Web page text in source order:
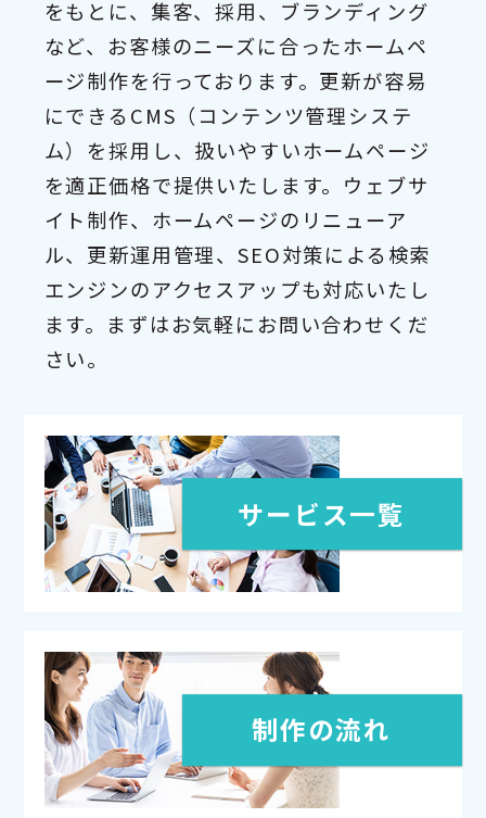
をもとに、集客、採用、ブランディング
など、お客様のニーズに合ったホームペ
ージ制作を行っております。更新が容易
にできるCMS（コンテンツ管理システ
ム）を採用し、扱いやすいホームページ
を適正価格で提供いたします。ウェブサ
イト制作、ホームページのリニューア
ル、更新運用管理、SEO対策による検索
エンジンのアクセスアップも対応いたし
ます。まずはお気軽にお問い合わせくだ
さい。
サービス一覧
制作の流れ